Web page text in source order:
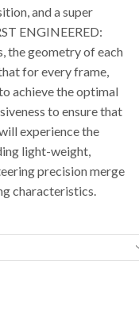
and a super
ENGINEERED:
the geometry of each
for every frame,
achieve the optimal
to ensure that
experience the
light-weight,
precision merge
characteristics.